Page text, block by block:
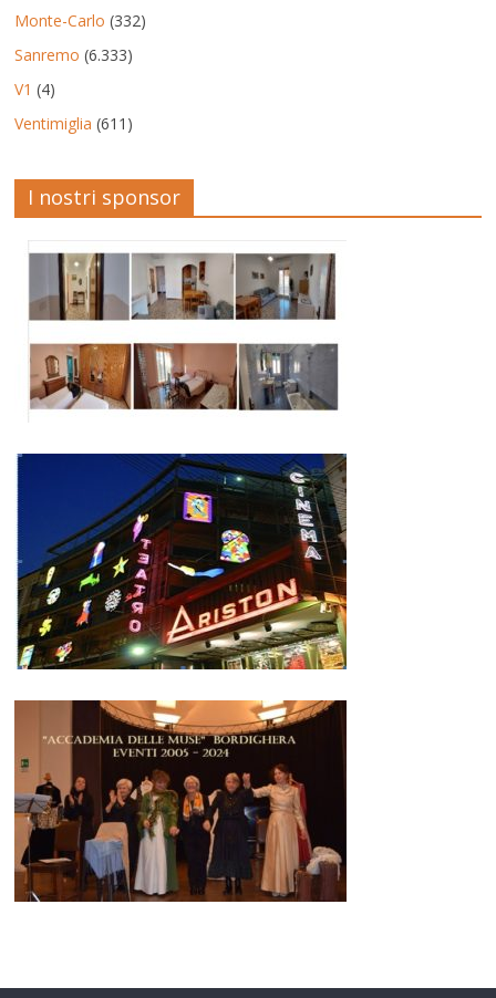
Monte-Carlo (332)
Sanremo (6.333)
V1 (4)
Ventimiglia (611)
I nostri sponsor